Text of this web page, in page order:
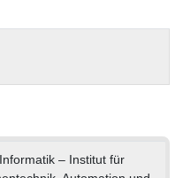
– Institut für